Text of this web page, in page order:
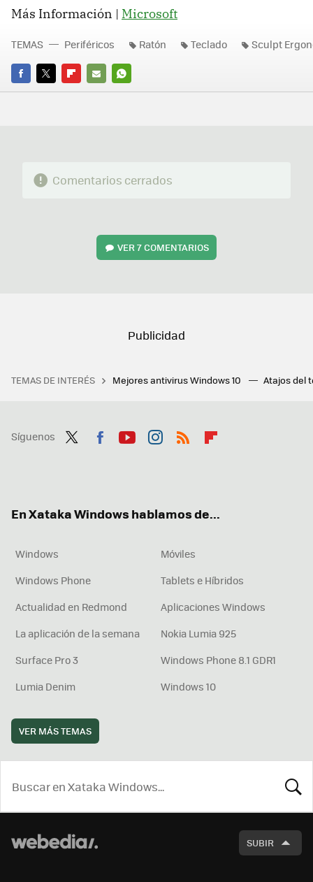
Más Información | Microsoft
FACEBOOK
TWITTERFLIPBOARD
E-
WHATSAPP
TEMAS Periféricos Ratón Teclado Sculpt
Comentarios cerrados
VER7 COMENTARIOS
TEMAS DE INTERÉS Mejores antivirus Windows 10 Atajos del
Síguenos
En Xataka Windows hablamos de...
Windows
Móviles
Windows Phone
Tablets e Híbridos
Actualidad en Redmond
Aplicaciones Windows
La aplicación de la semana
Nokia Lumia 925
Surface Pro 3
Windows Phone 8.1 GDR1
Lumia Denim
Windows 10
VER MÁS TEMAS
SUBIR